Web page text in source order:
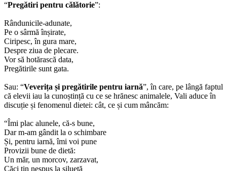
“Pregătiri pentru călătorie”:
Rândunicile-adunate,
Pe o sârmă înșirate,
Ciripesc, în gura mare,
Despre ziua de plecare.
Vor să hotărască data,
Pregătirile sunt gata.
Sau: “Veverița și pregătirile pentru iarnă”, în care, pe lângă faptul
că elevii iau la cunoștință cu ce se hrănesc animalele, Vali aduce în
discuție și fenomenul dietei: cât, ce și cum mâncăm:
“Îmi plac alunele, că-s bune,
Dar m-am gândit la o schimbare
Și, pentru iarnă, îmi voi pune
Provizii bune de dietă:
Un măr, un morcov, zarzavat,
Căci țin nespus la siluetă